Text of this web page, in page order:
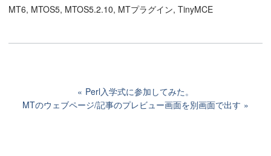
MT6, MTOS5, MTOS5.2.10, MTプラグイン, TinyMCE
Perl入学式に参加してみた。
MTのウェブページ/記事のプレビュー画面を別画面で出す